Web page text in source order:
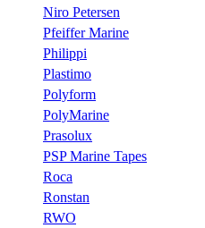
Niro Petersen
Pfeiffer Marine
Philippi
Plastimo
Polyform
PolyMarine
Prasolux
PSP Marine Tapes
Roca
Ronstan
RWO